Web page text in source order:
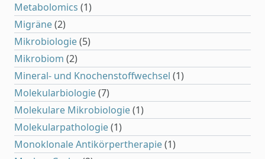
Metabolomics (1)
Migräne(2)
Mikrobiologie(5)
Mikrobiom (2)
Mineral- und Knochenstoffwechsel (1)
Molekularbiologie(7)
Molekulare Mikrobiologie(1)
Molekularpathologie(1)
Monoklonale Antikörpertherapie(1)